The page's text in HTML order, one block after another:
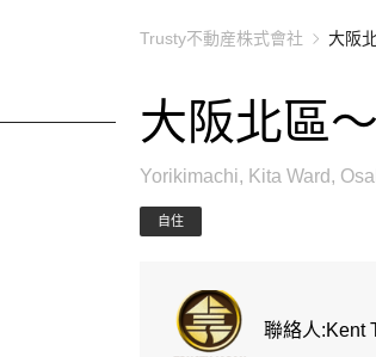
Trusty不動産株式會社 大阪
大阪北區
Yorikimachi, Kita Ward,
自住
聯絡人:Kent